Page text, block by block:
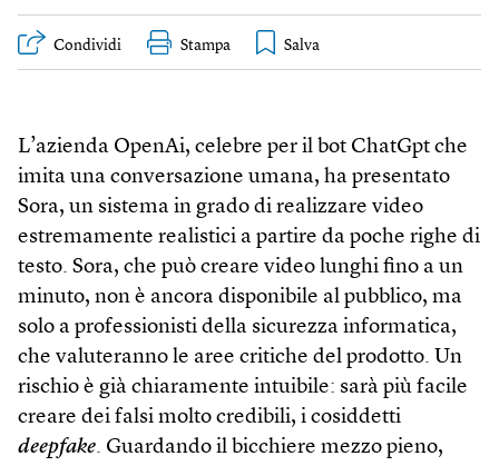
Condividi Stampa
L’azienda OpenAi, celebre per il bot ChatGpt che
imita una conversazione umana, ha presentato
Sora, un sistema in grado di realizzare video
estremamente realistici a partire da poche righe di
testo. Sora, che può creare video lunghi fino a un
minuto, non è ancora disponibile al pubblico, ma
solo a professionisti della sicurezza informatica,
che valuteranno le aree critiche del prodotto. Un
rischio è già chiaramente intuibile: sarà più facile
creare dei falsi molto credibili, i cosiddetti
deepfake. Guardando il bicchiere mezzo pieno,